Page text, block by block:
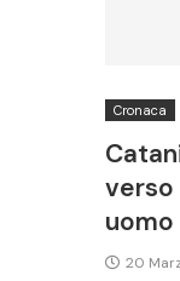
Cronaca
verso
uomo
20